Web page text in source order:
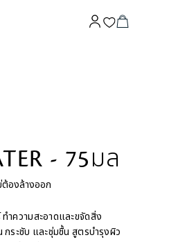
- 75มล
ต้องล้างออก
ำความสะอาดและขจัดสิ่ง
กระชับ และชุ่มชื้น สูตรบำรุงผิว